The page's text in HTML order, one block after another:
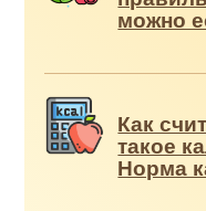
можно
Как
такое
Норма